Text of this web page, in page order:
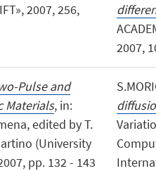
2007, 256,
2007,
Pulse and
Materials, in:
edited by T.
(University
pp. 132 - 143